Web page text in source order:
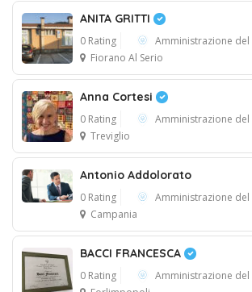
ANITA GRITTI
0 Rating
Amministrazione
Fiorano Al Serio
Anna Cortesi
0 Rating
Amministrazione
Treviglio
Antonio Addolorato
0 Rating
Amministrazione
Campania
BACCI FRANCESCA
0 Rating
Amministrazione